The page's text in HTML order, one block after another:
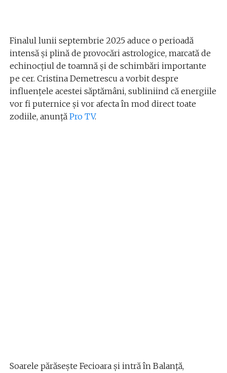
Finalul lunii septembrie 2025 aduce o perioadă
intensă și plină de provocări astrologice, marcată de
echinocțiul de toamnă și de schimbări importante
pe cer. Cristina Demetrescu a vorbit despre
influențele acestei săptămâni, subliniind că energiile
vor fi puternice și vor afecta în mod direct toate
zodiile, anunță Pro TV.
Soarele părăsește Fecioara și intră în Balanță,